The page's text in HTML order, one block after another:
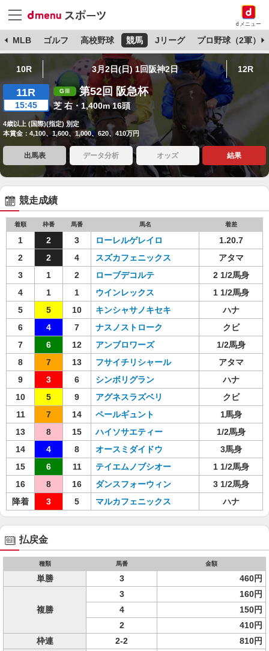
dメニュー
MLB ゴルフ 高校野球 競馬 Jリーグ プロ野球（2軍）
10R 3月2日(日) 1回阪神2日 12R
11R
15:45
第52回 阪急杯
芝 右・1,400m 16頭
4歳以上 (国際)(指定) 別定
本賞金：4,100、1,600、1,000、620、410万円
出馬表 データ分析 オッズ 結果
競走成績
着順 枠番 馬番 馬名 着差
1 2 3 ローレルゲレイロ
1.20.7
2
2 4 スズカフェニックス
アタマ
3
1 2 ローブデコルテ
2 1/2馬身
4
1 1 ウインレックス
1 1/2馬身
5
5 10 キンシャサノキセキ
ハナ
6
4 7 ナスノストローク
クビ
7
6 12 アンブロワーズ
1/2馬身
8
7 13 フサイチリシャール
アタマ
9
3 6 シンボリグラン
ハナ
10
5 9 アグネスラズベリ
クビ
11
7 14 ペールギュント
1馬身
13
8 15 ハイソサエティー
1/2馬身
14
4 8 オースミダイドウ
3馬身
15
6 11 テイエムノブシオー
1 1/2馬身
16
8 16 ダンスフォーウィン
3 1/2馬身
降着
3 5 マルカフェニックス ハナ
払戻金
種類 馬番 金額
単勝 3 460円
複勝
3
160円
4
150円
2
410円
枠連
2-2
810円